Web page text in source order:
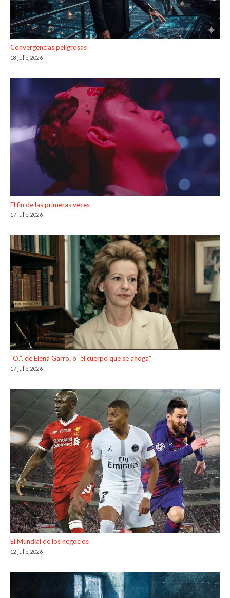
Convergencias peligrosas
18 julio, 2026
El fin de las primeras veces
17 julio, 2026
“O.”, de Elena Garro, o “el cuerpo que se ahoga”
17 julio, 2026
El Mundial de los negocios
12 julio, 2026